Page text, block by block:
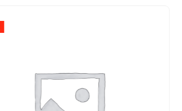
CHF 2'395